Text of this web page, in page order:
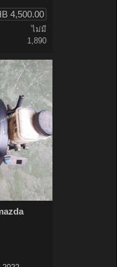
4,500.00
ไม่มี
1,890